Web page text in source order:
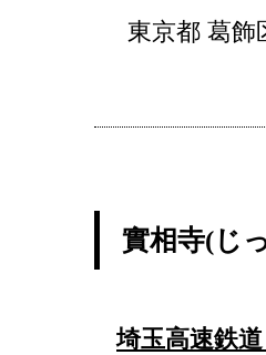
東京都 葛飾
實相寺(じ
埼玉高速鉄